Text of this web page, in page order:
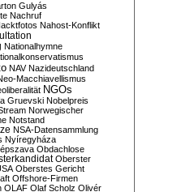
Gulyás
Nachruf
Nahost-Konflikt
Nationalhymne
NAV Nazideutschland
Macchiavellismus
NGOs
Gruevski Nobelpreis
Norwegischer
Notstand
NSA-Datensammlung
Nyíregyháza
Obdachlose
Oberster
Oberstes Gericht
Offshore-Firmen
OLAF Olaf Scholz Olivér